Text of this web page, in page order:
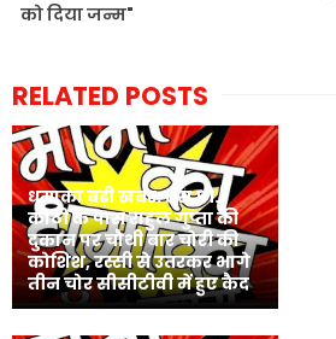
को दिया जन्म"
RELATED POSTS
धमाका बड़ी खबर: एस.पी.
कोठी के पास राहुल गुप्ता की
दुकान पर चौथी बार चोरी की
कोशिश, रस्सी से उतरकर भागे
तीन चोर सीसीटीवी में हुए कैद